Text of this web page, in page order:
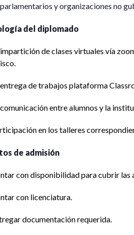
y organizaciones no
del diplomado
de clases virtuales vía
de trabajos plataforma
entre alumnos y la
en los talleres
de admisión
con disponibilidad para cubrir las
con licenciatura.
documentación requerida.